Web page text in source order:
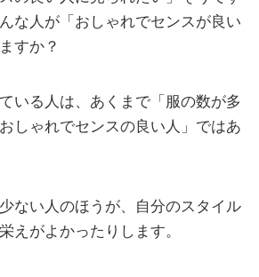
な人が「おしゃれでセンスが良い
すか？
いる人は、あくまで「服の数が多
しゃれでセンスの良い人」ではあ
ない人のほうが、自分のスタイル
えがよかったりします。